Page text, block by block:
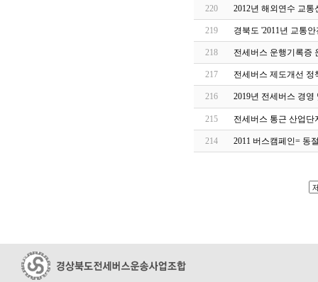
220 2012년 해외연수 교통
219 경북도 '2011년 교통
218 전세버스 운행기록증
217 전세버스 제도개선 정
216 2019년 전세버스 경
215 전세버스 통근 산업단
214 2011 버스캠페인= 동